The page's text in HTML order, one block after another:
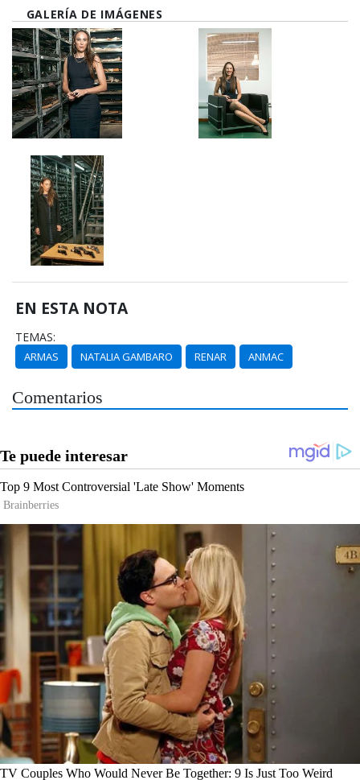
GALERÍA DE IMÁGENES
EN ESTA NOTA
TEMAS:
ARMAS NATALIA GAMBARO RENAR ANMAC
Comentarios